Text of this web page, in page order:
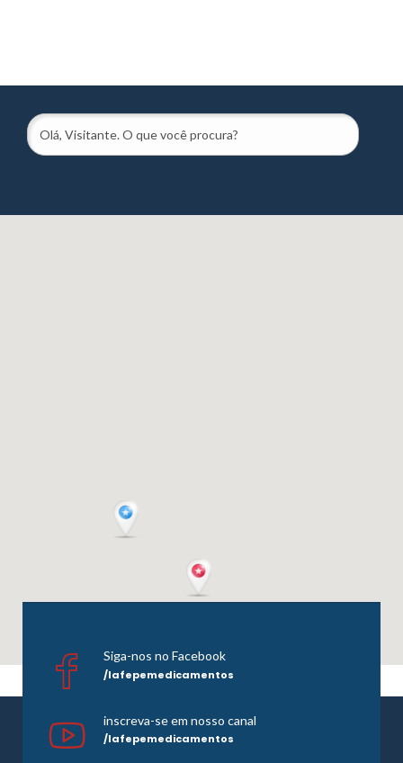
Siga-nos no Facebook
/lafepemedicamentos
inscreva-se em nosso canal
/lafepemedicamentos